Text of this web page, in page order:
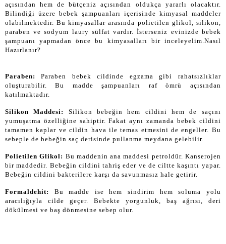
açısından hem de bütçeniz açısından oldukça yararlı olacaktır.
Bilindiği üzere bebek şampuanları içerisinde kimyasal maddeler
olabilmektedir. Bu kimyasallar arasında polietilen glikol, silikon,
paraben ve sodyum laury sülfat vardır. İsterseniz evinizde bebek
şampuanı yapmadan önce bu kimyasalları bir inceleyelim.Nasıl
Hazırlanır?
Paraben:
Paraben bebek cildinde egzama gibi rahatsızlıklar
oluşturabilir. Bu madde şampuanları raf ömrü açısından
katılmaktadır.
Silikon Maddesi:
Silikon bebeğin hem cildini hem de saçını
yumuşatma özelliğine sahiptir. Fakat aynı zamanda bebek cildini
tamamen kaplar ve cildin hava ile temas etmesini de engeller. Bu
sebeple de bebeğin saç derisinde pullanma meydana gelebilir.
Polietilen Glikol: Bu maddenin ana maddesi petroldür. Kanserojen
bir maddedir. Bebeğin cildini tahriş eder ve de ciltte kaşıntı yapar.
Bebeğin cildini bakterilere karşı da savunmasız hale getirir.
Formaldehit:
Bu madde ise hem sindirim hem soluma yolu
aracılığıyla cilde geçer. Bebekte yorgunluk, baş ağrısı, deri
dökülmesi ve baş dönmesine sebep olur.